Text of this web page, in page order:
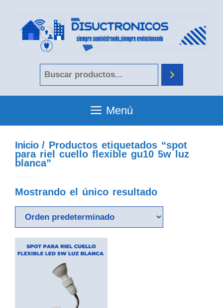
Menú
Inicio/ Productos etiquetados “spot
para riel cuello flexible gu10 5w luz
blanca”
Mostrando el único resultado